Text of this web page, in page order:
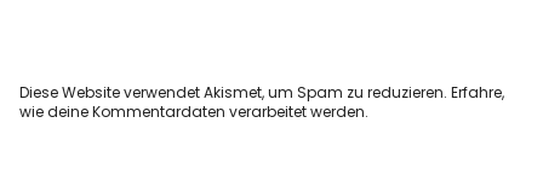
Diese Website verwendet Akismet, um Spam zu reduzieren.Erfahre,
wie deine Kommentardaten verarbeitet werden.